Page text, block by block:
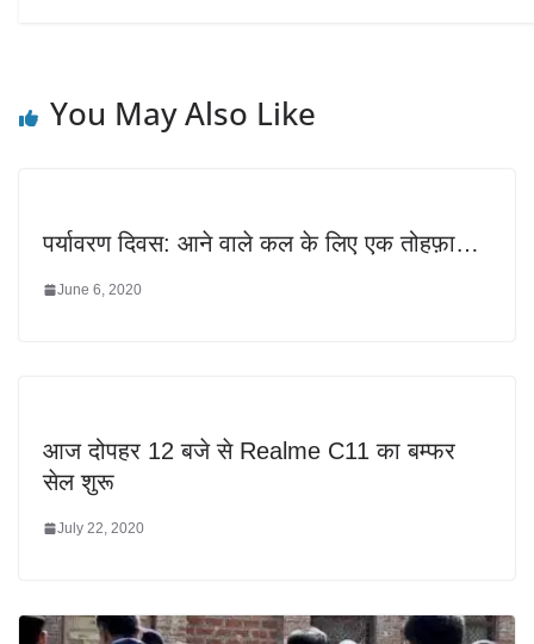
You May Also Like
पर्यावरण दिवस: आने वाले कल के लिए एक तोहफ़ा…
June 6, 2020
आज दोपहर 12 बजे से Realme C11 का बम्फर
सेल शुरू
July 22, 2020